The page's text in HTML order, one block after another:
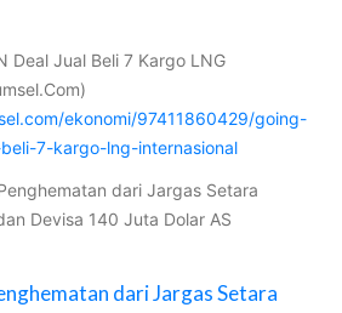
Deal Jual Beli 7 Kargo LNG
ekonomi/97411860429/going-
7-kargo-lng-internasional
dari Jargas Setara
Devisa 140 Juta Dolar AS
dari Jargas Setara